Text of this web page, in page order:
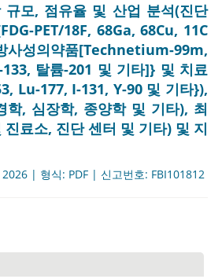
모, 점유율 및 산업 분석(진단
PET/18F, 68Ga, 68Cu, 11C
사성의약품[Technetium-99m,
탈륨-201 및 기타]} 및 치료
Lu-177, I-131, Y-90 및 기타}),
학, 심장학, 종양학 및 기타), 최
료소, 진단 센터 및 기타) 및 지
| 형식: PDF | 신고번호: FBI101812